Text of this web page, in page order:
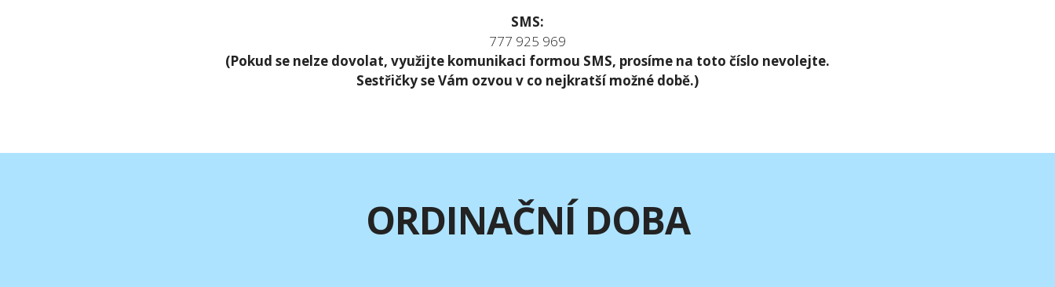
SMS:
777 925 969
(Pokud se nelze dovolat, využijte komunikaci formou SMS, prosíme na toto číslo nevolejte.
Sestřičky se Vám ozvou v co nejkratší možné době.)
ORDINAČNÍ DOBA